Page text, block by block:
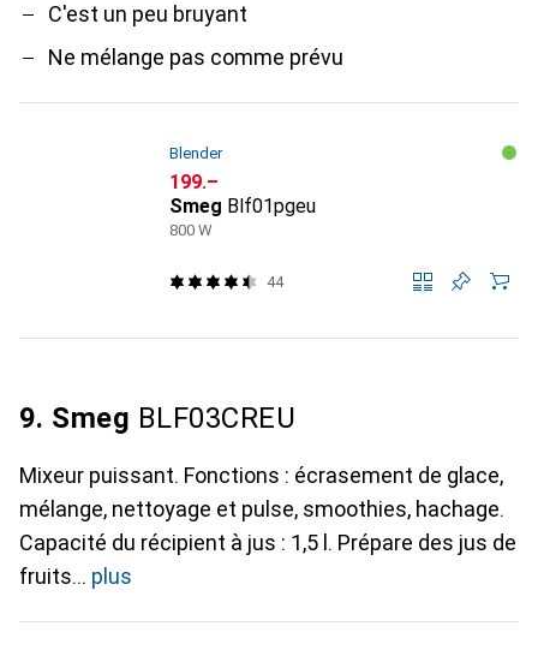
C'est un peu bruyant
Ne mélange pas comme prévu
Blender
CHF
199.–
Smeg Blf01pgeu
800 W
44
9. Smeg BLF03CREU
Mixeur puissant. Fonctions : écrasement de glace,
mélange, nettoyage et pulse, smoothies, hachage.
Capacité du récipient à jus : 1,5 l. Prépare des jus de
fruits
plus